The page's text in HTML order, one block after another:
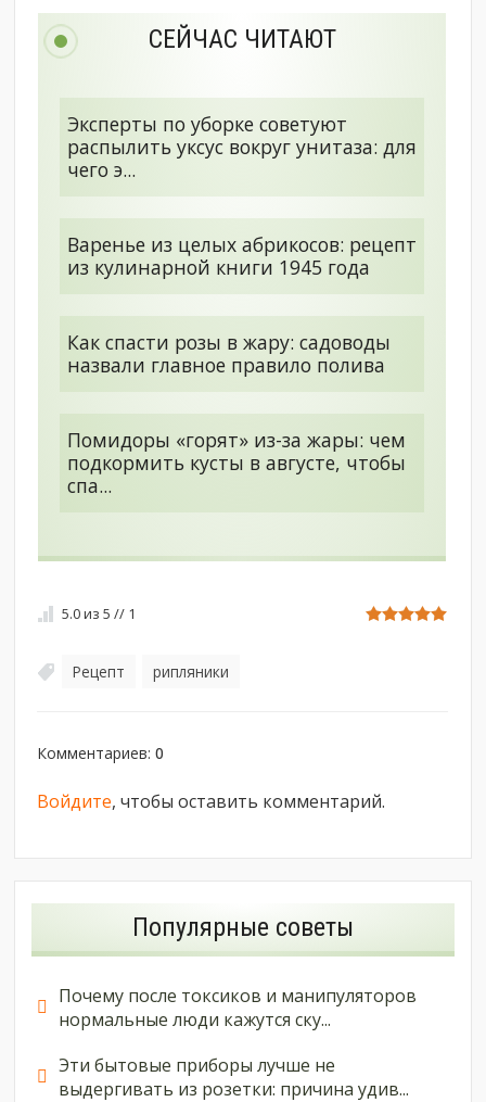
СЕЙЧАС ЧИТАЮТ
Эксперты по уборке советуют
распылить уксус вокруг унитаза: для
чего э...
Варенье из целых абрикосов: рецепт
из кулинарной книги 1945 года
Как спасти розы в жару: садоводы
назвали главное правило полива
Помидоры «горят» из-за жары: чем
подкормить кусты в августе, чтобы
спа...
5.0из5 // 1
Рецепт рипляники
Комментариев:0
Войдите, чтобы оставить комментарий.
Популярные советы
Почему после токсиков и манипуляторов
нормальные люди кажутся ску...
Эти бытовые приборы лучше не
выдергивать из розетки: причина удив...